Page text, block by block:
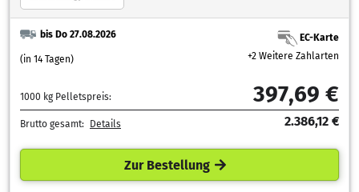
bis Do 27.08.2026
(in 14 Tagen)
EC-Karte
+2 Weitere Zahlarten
1000 kg Pelletspreis: 397,69 €
Brutto gesamt: Details 2.386,12 €
Zur Bestellung